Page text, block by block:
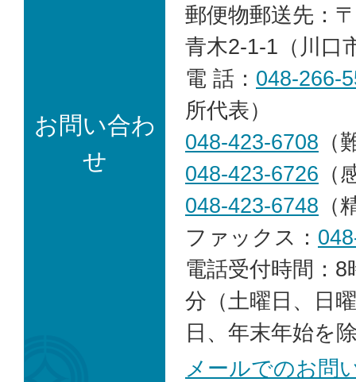
お問い合わ
せ
郵便物郵送先：
青木2-1-1（川口
電 話： 048-266-
所代表）
048-423-6708 （
048-423-6726 （
048-423-6748 （
ファックス：
電話受付時間：
分（土曜日、日
日、年末年始を
メールでのお問